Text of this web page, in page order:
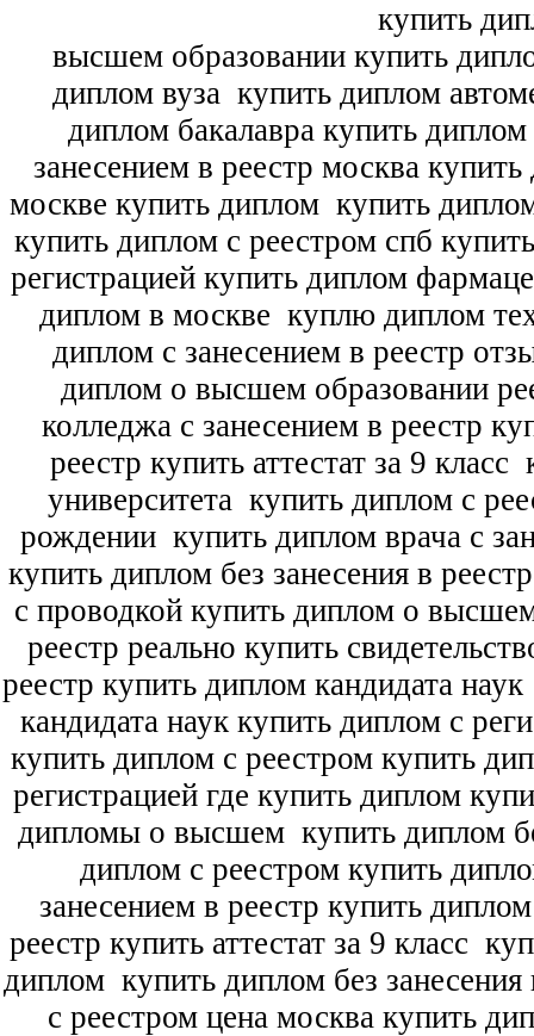
купить
высшем образовании купить
диплом вуза купить диплом
диплом бакалавра купить
занесением в реестр москва
москве купить диплом купить
купить диплом с реестром спб
регистрацией купить диплом
диплом в москве куплю диплом
диплом с занесением в реестр
диплом о высшем образовании
колледжа с занесением в реестр
реестр купить аттестат за 9 класс
университета купить диплом с
рождении купить диплом врача с
купить диплом без занесения в
с проводкой купить диплом о
реестр реально купить
реестр купить диплом кандидата наук
кандидата наук купить диплом с
купить диплом с реестром купить
регистрацией где купить диплом
дипломы о высшем купить диплом
диплом с реестром купить
занесением в реестр купить
реестр купить аттестат за 9 класс
диплом купить диплом без
с реестром цена москва купить